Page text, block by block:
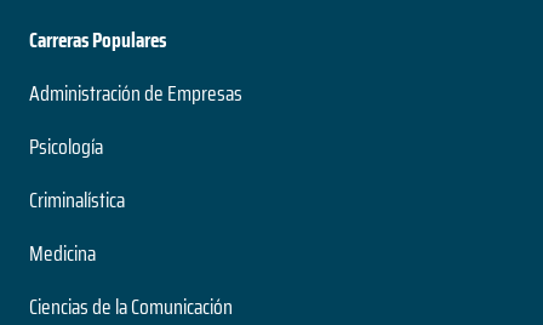
Carreras Populares
Administración de Empresas
Psicología
Criminalística
Medicina
Ciencias de la Comunicación